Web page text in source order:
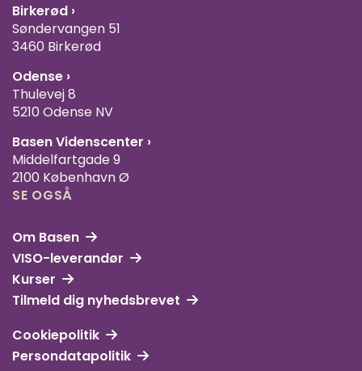
Birkerød ›
Søndervangen 51
3460 Birkerød
Odense ›
Thulevej 8
5210 Odense NV
Basen Videnscenter ›
Middelfartgade 9
2100 København Ø
SE OGSÅ
Om Basen
VISO-leverandør
Kurser
Tilmeld dig nyhedsbrevet
Cookiepolitik
Persondatapolitik